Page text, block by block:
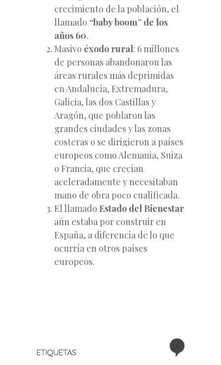
crecimiento de la población, el
llamado “baby boom” de los
años 60.
Masivo éxodo rural: 6 millones
de personas abandonaron las
áreas rurales más deprimidas
en Andalucía, Extremadura,
Galicia, las dos Castillas y
Aragón, que poblaron las
grandes ciudades y las zonas
costeras o se dirigieron a países
europeos como Alemania, Suiza
o Francia, que crecían
aceleradamente y necesitaban
mano de obra poco cualificada.
El llamado Estado del Bienestar
aún estaba por construir en
España, a diferencia de lo que
ocurría en otros países
europeos.
ETIQUETAS